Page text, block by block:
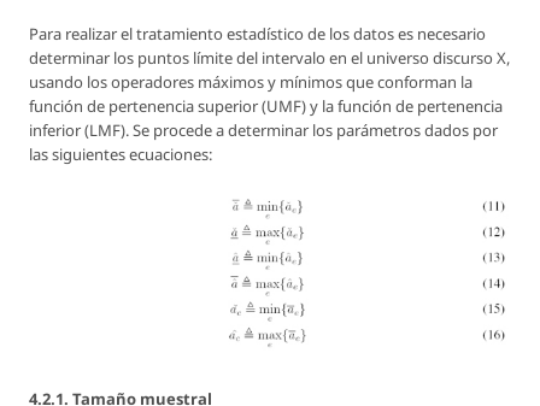
Para realizar el tratamiento estadístico de los datos es necesario
determinar los puntos límite del intervalo en el universo discurso X,
usando los operadores máximos y mínimos que conforman la
función de pertenencia superior (UMF) y la función de pertenencia
inferior (LMF). Se procede a determinar los parámetros dados por
las siguientes ecuaciones:
4.2.1. Tamaño muestral